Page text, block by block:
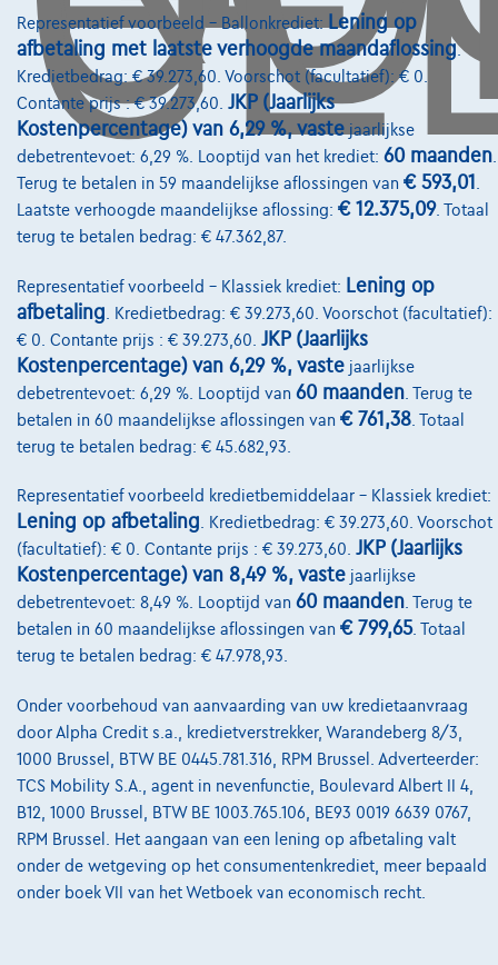
Representatief voorbeeld – Ballonkrediet: Lening op
afbetaling met laatste verhoogde maandaflossing.
Kredietbedrag: € 39.273,60. Voorschot (facultatief): € 0.
Contante prijs : € 39.273,60. JKP (Jaarlijks
Kostenpercentage) van 6,29 %, vaste jaarlijkse
debetrentevoet: 6,29 %. Looptijd van het krediet: 60 maanden
Terug te betalen in 59 maandelijkse aflossingen van € 593,01
Laatste verhoogde maandelijkse aflossing: € 12.375,09. Totaal
terug te betalen bedrag: € 47.362,87.
Representatief voorbeeld – Klassiek krediet: Lening op
afbetaling . Kredietbedrag: € 39.273,60. Voorschot (facultatief):
€ 0. Contante prijs : € 39.273,60. JKP (Jaarlijks
Kostenpercentage) van 6,29 %, vaste jaarlijkse
debetrentevoet: 6,29 %. Looptijd van 60 maanden . Terug te
betalen in 60 maandelijkse aflossingen van € 761,38 . Totaal
terug te betalen bedrag: € 45.682,93.
Representatief voorbeeld kredietbemiddelaar – Klassiek krediet:
Lening op afbetaling. Kredietbedrag: € 39.273,60. Voorschot
(facultatief): € 0. Contante prijs : € 39.273,60. JKP (Jaarlijks
Kostenpercentage) van 8,49 %, vaste jaarlijkse
debetrentevoet: 8,49 %. Looptijd van 60 maanden. Terug te
betalen in 60 maandelijkse aflossingen van € 799,65. Totaal
terug te betalen bedrag: € 47.978,93.
Onder voorbehoud van aanvaarding van uw kredietaanvraag
door Alpha Credit s.a., kredietverstrekker, Warandeberg 8/3,
1000 Brussel, BTW BE 0445.781.316, RPM Brussel. Adverteerder:
TCS Mobility S.A., agent in nevenfunctie, Boulevard Albert II 4,
B12, 1000 Brussel, BTW BE 1003.765.106, BE93 0019 6639 0767,
RPM Brussel. Het aangaan van een lening op afbetaling valt
onder de wetgeving op het consumentenkrediet, meer bepaald
onder boek VII van het Wetboek van economisch recht.
Diensten & Oplossingen
Pechverhelping verzekering
Financiering
Autoverzekering
Over Ons
Word klant
Wie zijn we
Kwaliteitscharter
Onze dealers
Onze partners
Onze team
Contact
@2024 TCS Mobility SA/NV Copyright
Bijstandsvoorwaarden
Privacyverklaring